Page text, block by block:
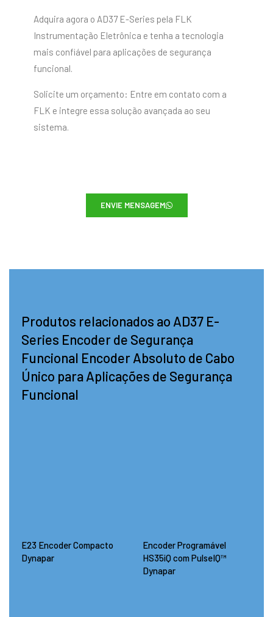
Adquira agora o AD37 E-Series pela FLK
Instrumentação Eletrônica e tenha a tecnologia
mais confiável para aplicações de segurança
funcional.
Solicite um orçamento: Entre em contato com a
FLK e integre essa solução avançada ao seu
sistema.
ENVIE MENSAGEM
Produtos relacionados ao AD37 E-
Series Encoder de Segurança
Funcional Encoder Absoluto de Cabo
Único para Aplicações de Segurança
Funcional
E23 Encoder Compacto
Dynapar
Encoder Programável
HS35iQ com PulseIQ™
Dynapar